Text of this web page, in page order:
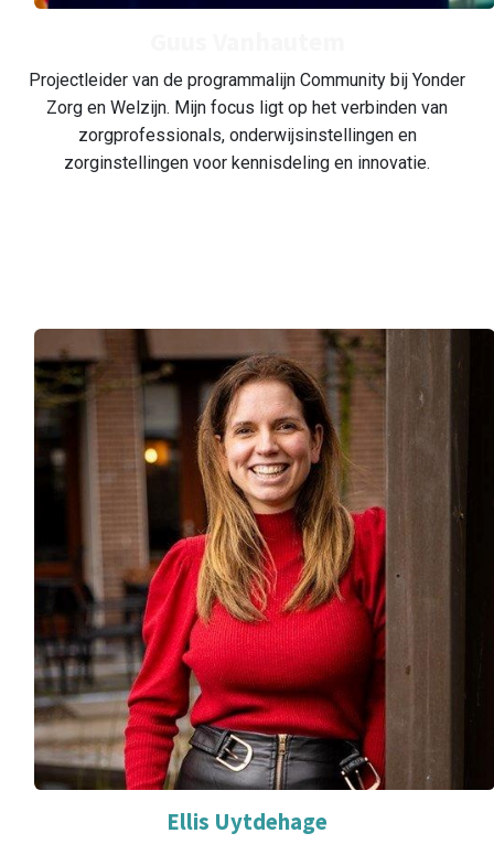
Projectleider van de programmalijn Community bij Yonder
Zorg en Welzijn. Mijn focus ligt op het verbinden van
zorgprofessionals, onderwijsinstellingen en
zorginstellingen voor kennisdeling en innovatie.
Ellis Uytdehage